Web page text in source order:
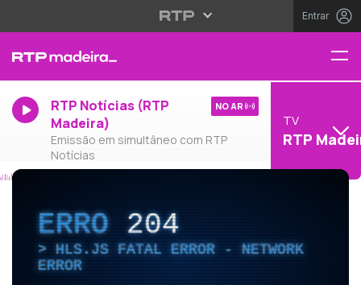
Entrar
RTP Notícias (RTP
Madeira)
Emissão em simultâneo com RTP
Notícias
NO AR
TV
RTP
ERRO204
HLS.JS FATAL ERROR - NETWORK
ERROR